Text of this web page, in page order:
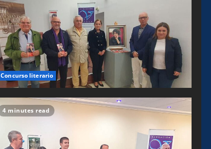
Concurso literario
4 minutes read